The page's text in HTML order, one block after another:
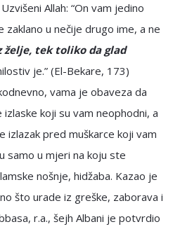
Allah: “On vam jedino
u nečije drugo ime, a ne
želje, tek toliko da glad
je.” (El-Bekare, 173)
vama je obaveza da
koji su vam neophodni, a
izlazak pred muškarce koji vam
samo u mjeri na koju ste
nošnje, hidžaba. Kazao je
što urade iz greške, zaborava i
r.a., šejh Albani je potvrdio